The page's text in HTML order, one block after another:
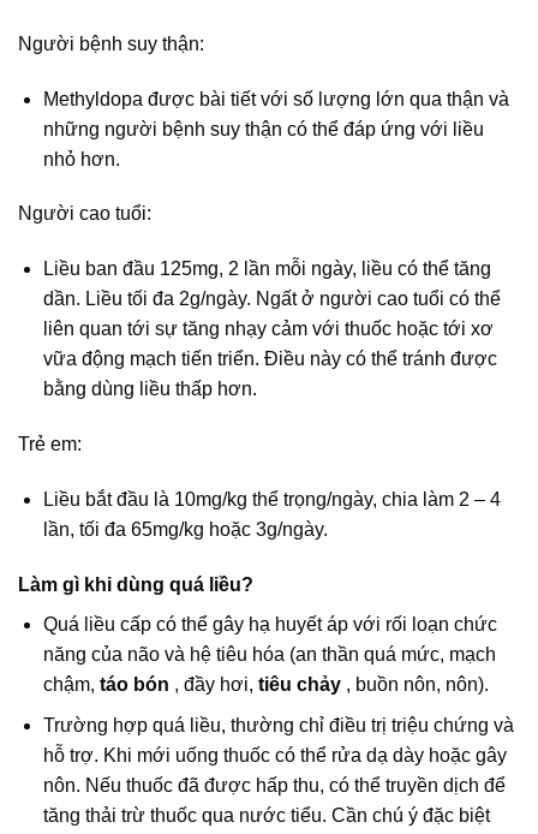
Người bệnh suy thận:
Methyldopa được bài tiết với số lượng lớn qua thận và
những người bệnh suy thận có thể đáp ứng với liều
nhỏ hơn.
Người cao tuổi:
Liều ban đầu 125mg, 2 lần mỗi ngày, liều có thể tăng
dần. Liều tối đa 2g/ngày. Ngất ở người cao tuổi có thể
liên quan tới sự tăng nhạy cảm với thuốc hoặc tới xơ
vữa động mạch tiến triển. Ðiều này có thể tránh được
bằng dùng liều thấp hơn.
Trẻ em:
Liều bắt đầu là 10mg/kg thể trọng/ngày, chia làm 2 – 4
lần, tối đa 65mg/kg hoặc 3g/ngày.
Làm gì khi dùng quá liều?
Quá liều cấp có thể gây hạ huyết áp với rối loạn chức
năng của não và hệ tiêu hóa (an thần quá mức, mạch
chậm, táo bón , đầy hơi, tiêu chảy , buồn nôn, nôn).
Trường hợp quá liều, thường chỉ điều trị triệu chứng và
hỗ trợ. Khi mới uống thuốc có thể rửa dạ dày hoặc gây
nôn. Nếu thuốc đã được hấp thu, có thể truyền dịch để
tăng thải trừ thuốc qua nước tiểu. Cần chú ý đặc biệt